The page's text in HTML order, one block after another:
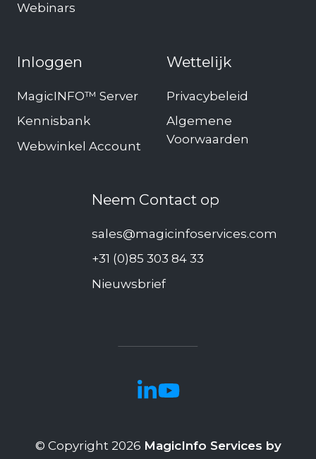
Webinars
Inloggen
MagicINFO™ Server
Kennisbank
Webwinkel Account
Wettelijk
Privacybeleid
Algemene
Voorwaarden
Neem Contact op
sales@magicinfoservices.com
+31 (0)85 303 84 33
Nieuwsbrief
© Copyright 2026 MagicInfo Services by